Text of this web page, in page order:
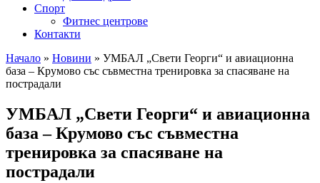
Спорт
Фитнес центрове
Контакти
Начало » Новини » УМБАЛ „Свети Георги“ и авиационна
база – Крумово със съвместна тренировка за спасяване на
пострадали
УМБАЛ „Свети Георги“ и авиационна
база – Крумово със съвместна
тренировка за спасяване на
пострадали